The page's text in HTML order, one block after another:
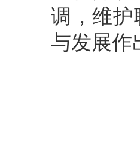
调，维护
与发展作